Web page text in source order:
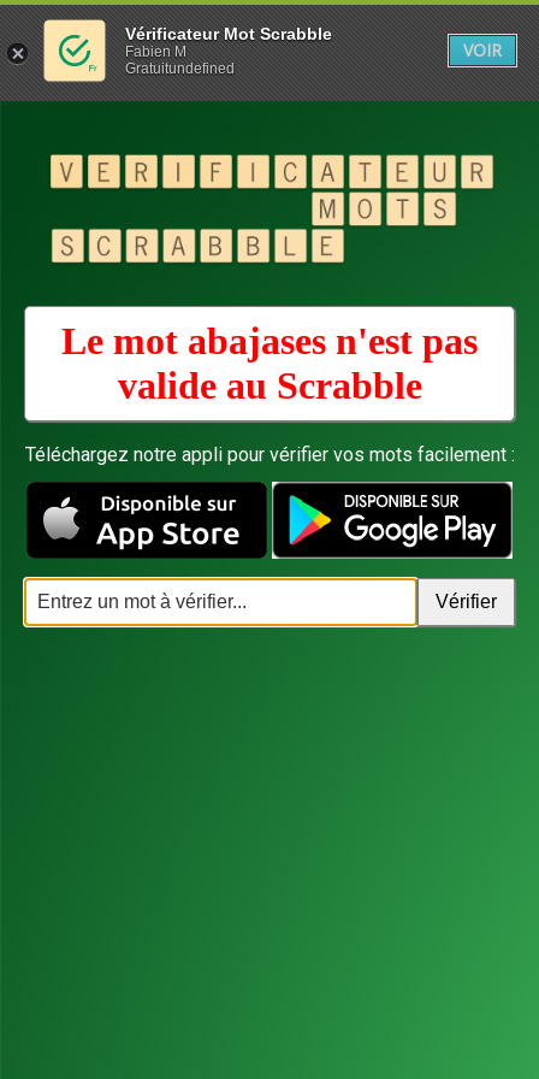
Le mot abajases n'est pas
valide au Scrabble
Téléchargez notre appli pour vérifier vos mots facilement :
Vérificateur Mot Scrabble
Fabien M
Gratuitundefined
VOIR